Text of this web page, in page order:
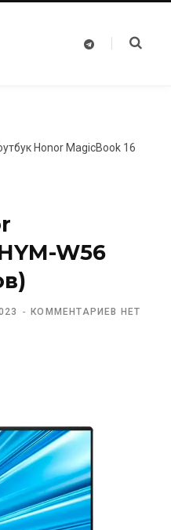
T
Honor MagicBook 16
W56
КОММЕНТАРИЕВ НЕТ